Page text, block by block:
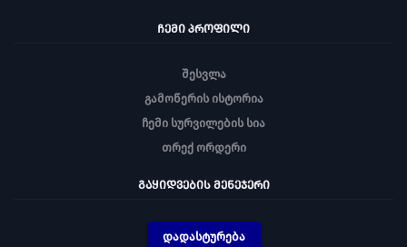
ᲩᲔᲛᲘ ᲞᲠᲝᲤᲘᲚᲘ
შესვლა
გამოწერის ისტორია
ჩემი სურვილების სია
თრექ ორდერი
ᲒᲐᲧᲘᲓᲕᲔᲑᲘᲡ ᲛᲔᲜᲔᲯᲔᲠᲘ
დადასტურება